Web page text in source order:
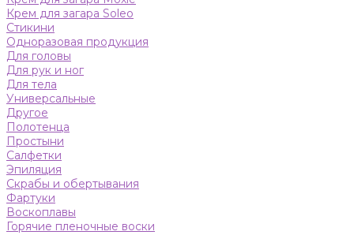
Крем для загара Soleo
Стикини
Одноразовая продукция
Для головы
Для рук и ног
Для тела
Универсальные
Другое
Полотенца
Простыни
Салфетки
Эпиляция
Скрабы и обертывания
Фартуки
Воскоплавы
Горячие пленочные воски